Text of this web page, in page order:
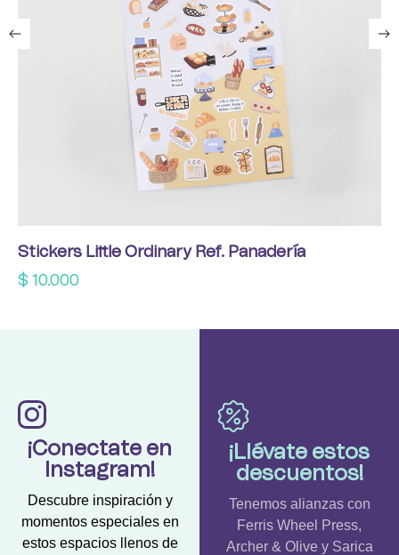
Stickers Little Ordinary Ref. Panadería
$ 10.000
¡Conectate en
Instagram!
Descubre inspiración y
momentos especiales en
estos espacios llenos de
¡Llévate estos
descuentos!
Tenemos alianzas con
Ferris Wheel Press,
Archer & Olive y Sarica